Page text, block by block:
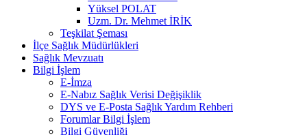
Yüksel POLAT
Uzm. Dr. Mehmet İRİK
Teşkilat Şeması
İlçe Sağlık Müdürlükleri
Sağlık Mevzuatı
Bilgi İşlem
E-İmza
E-Nabız Sağlık Verisi Değişiklik
DYS ve E-Posta Sağlık Yardım Rehberi
Forumlar Bilgi İşlem
Bilgi Güvenliği